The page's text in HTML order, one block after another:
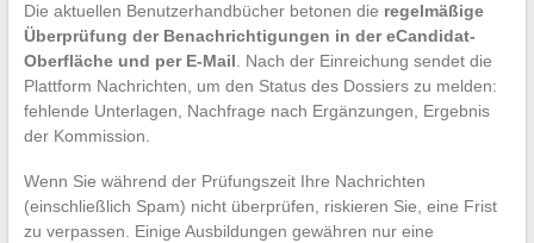
Die aktuellen Benutzerhandbücher betonen die regelmäßige
Überprüfung der Benachrichtigungen in der eCandidat-
Oberfläche und per E-Mail . Nach der Einreichung sendet die
Plattform Nachrichten, um den Status des Dossiers zu melden:
fehlende Unterlagen, Nachfrage nach Ergänzungen, Ergebnis
der Kommission.
Wenn Sie während der Prüfungszeit Ihre Nachrichten
(einschließlich Spam) nicht überprüfen, riskieren Sie, eine Frist
zu verpassen. Einige Ausbildungen gewähren nur eine